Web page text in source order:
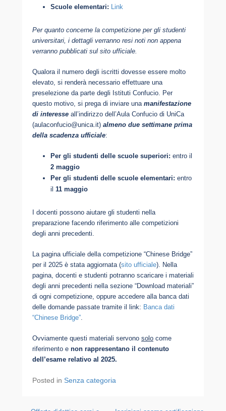
Scuole elementari: Link
Per quanto concerne la competizione per gli studenti
universitari, i dettagli verranno resi noti non appena
verranno pubblicati sul sito ufficiale.
Qualora il numero degli iscritti dovesse essere molto
elevato, si renderà necessario effettuare una
preselezione da parte degli Istituti Confucio. Per
questo motivo, si prega di inviare una manifestazione
di interesse all’indirizzo dell’Aula Confucio di UniCa
(aulaconfucio@unica.it) almeno due settimane prima
della scadenza ufficiale:
Per gli studenti delle scuole superiori: entro il
2 maggio
Per gli studenti delle scuole elementari: entro
il 11 maggio
I docenti possono aiutare gli studenti nella
preparazione facendo riferimento alle competizioni
degli anni precedenti.
La pagina ufficiale della competizione “Chinese Bridge”
per il 2025 è stata aggiornata (sito ufficiale). Nella
pagina, docenti e studenti potranno scaricare i materiali
degli anni precedenti nella sezione “Download materiali”
di ogni competizione, oppure accedere alla banca dati
delle domande passate tramite il link: Banca dati
“Chinese Bridge”.
Ovviamente questi materiali servono solo come
riferimento e non rappresentano il contenuto
dell’esame relativo al 2025.
Posted in Senza categoria